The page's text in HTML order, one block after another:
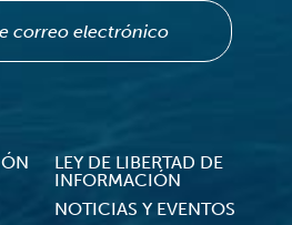
LEY DE LIBERTAD DE
INFORMACIÓN
NOTICIAS Y EVENTOS